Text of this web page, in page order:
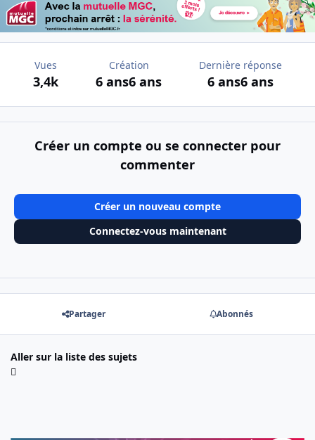
Vues
3,4k
Création
6 ans6 ans
Dernière réponse
6 ans6 ans
Créer un compte ou se connecter pour
commenter
Créer un nouveau compte
Connectez-vous maintenant
Partager Abonnés
Aller sur la liste des sujets